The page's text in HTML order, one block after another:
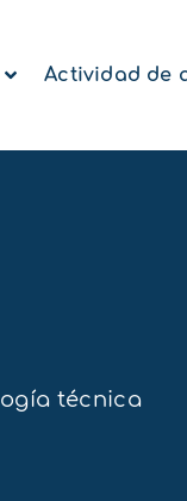
Actividad de
técnica